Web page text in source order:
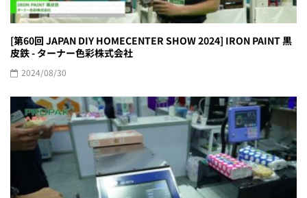
[第60回 JAPAN DIY HOMECENTER SHOW 2024] IRON PAINT 黒
皮鉄 - ターナー色彩株式会社
2024/08/30